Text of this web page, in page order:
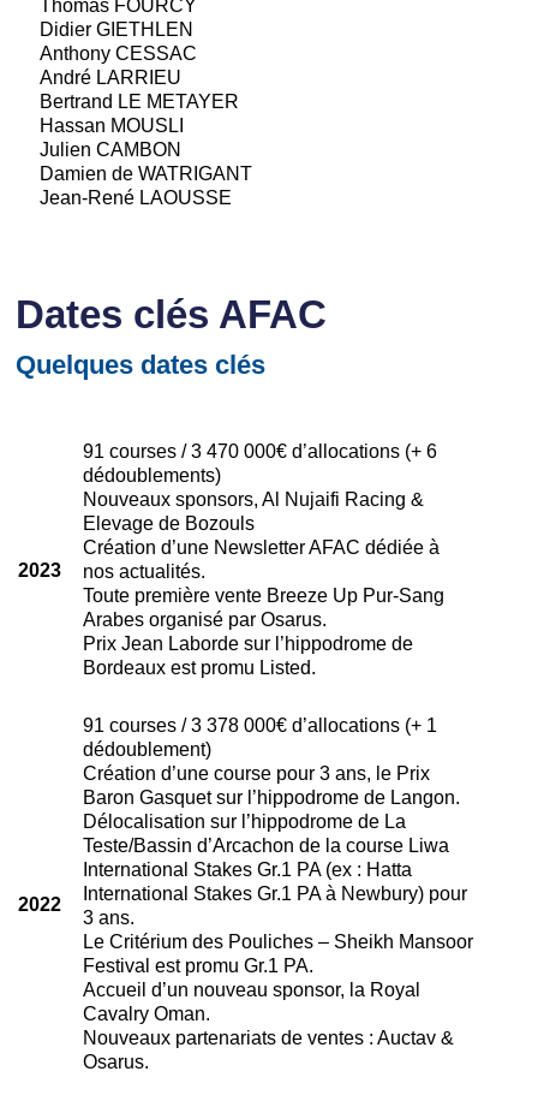
Thomas FOURCY
Didier GIETHLEN
Anthony CESSAC
André LARRIEU
Bertrand LE METAYER
Hassan MOUSLI
Julien CAMBON
Damien de WATRIGANT
Jean-René LAOUSSE
Dates clés AFAC
Quelques dates clés
2023
91 courses / 3 470 000€ d’allocations (+ 6
dédoublements)
Nouveaux sponsors, Al Nujaifi Racing &
Elevage de Bozouls
Création d’une Newsletter AFAC dédiée à
nos actualités.
Toute première vente Breeze Up Pur-Sang
Arabes organisé par Osarus.
Prix Jean Laborde sur l’hippodrome de
Bordeaux est promu Listed.
2022
91 courses / 3 378 000€ d’allocations (+ 1
dédoublement)
Création d’une course pour 3 ans, le Prix
Baron Gasquet sur l’hippodrome de Langon.
Délocalisation sur l’hippodrome de La
Teste/Bassin d’Arcachon de la course Liwa
International Stakes Gr.1 PA (ex : Hatta
International Stakes Gr.1 PA à Newbury) pour
3 ans.
Le Critérium des Pouliches – Sheikh Mansoor
Festival est promu Gr.1 PA.
Accueil d’un nouveau sponsor, la Royal
Cavalry Oman.
Nouveaux partenariats de ventes : Auctav &
Osarus.